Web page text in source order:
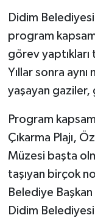
Didim
program
görev
Yıllar sonra aynı
yaşayan gaziler,
Program
Çıkarma Plajı,
Müzesi başta
taşıyan birçok
Belediye Başkan
Didim